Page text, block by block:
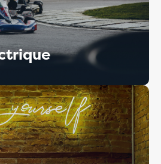
occasionnée.